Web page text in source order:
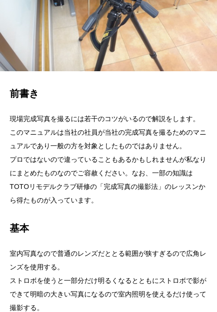
前書き
現場完成写真を撮るには若干のコツがいるので解説をします。
このマニュアルは当社の社員が当社の完成写真を撮るためのマニ
ュアルであり一般の方を対象としたものではありません。
プロではないので違っていることもあるかもしれませんが私なり
にまとめたものなのでご容赦ください。なお、一部の知識は
TOTOリモデルクラブ研修の「完成写真の撮影法」のレッスンか
ら得たものが入っています。
基本
室内写真なので普通のレンズだととる範囲が狭すぎるので広角レ
ンズを使用する。
ストロボを使うと一部分だけ明るくなるとともにストロボで影が
できて明暗の大きい写真になるので室内照明を使えるだけ使って
撮影する。